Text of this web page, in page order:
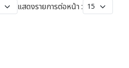
แสดงรายการต่อหน้า :